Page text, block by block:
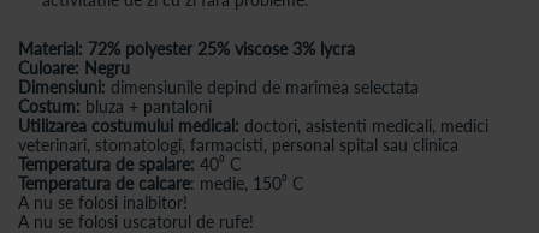
Material: 72% polyester 25% viscose 3% lycra
Culoare: Negru
Dimensiuni: dimensiunile depind de marimea selectata
Costum: bluza + pantaloni
Utilizarea costumului medical: doctori, asistenti medicali, medici
veterinari, stomatologi, farmacisti, personal spital sau clinica
Temperatura de spalare: 40⁰ C
Temperatura de calcare: medie, 150⁰ C
A nu se folosi inalbitor!
A nu se folosi uscatorul de rufe!